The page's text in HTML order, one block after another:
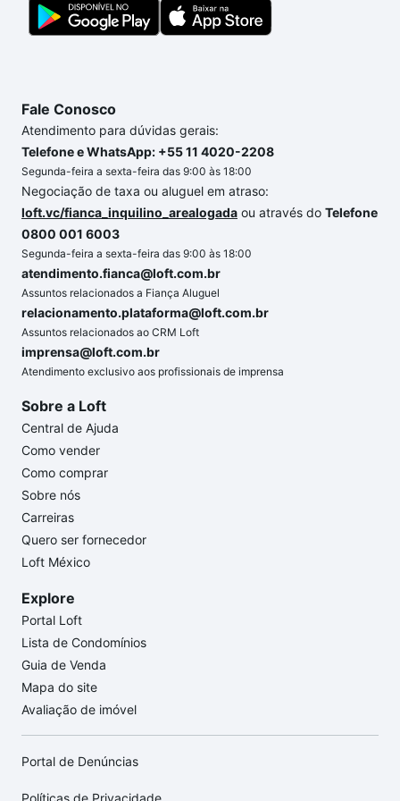
Fale Conosco
Atendimento para dúvidas gerais:
Telefone e WhatsApp: +55 11 4020-2208
Segunda-feira a sexta-feira das 9:00 às 18:00
Negociação de taxa ou aluguel em atraso:
loft.vc/fianca_inquilino_arealogada ou através do Telefone
0800 001 6003
Segunda-feira a sexta-feira das 9:00 às 18:00
atendimento.fianca@loft.com.br
Assuntos relacionados a Fiança Aluguel
relacionamento.plataforma@loft.com.br
Assuntos relacionados ao CRM Loft
imprensa@loft.com.br
Atendimento exclusivo aos profissionais de imprensa
Sobre a Loft
Central de Ajuda
Como vender
Como comprar
Sobre nós
Carreiras
Quero ser fornecedor
Loft México
Explore
Portal Loft
Lista de Condomínios
Guia de Venda
Mapa do site
Avaliação de imóvel
Portal de Denúncias
Políticas de Privacidade